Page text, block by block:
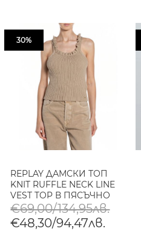
30%
REPLAY ДАМСКИ ТОП
KNIT RUFFLE NECK LINE
VEST TOP В ПЯСЪЧНО
€69,00/134,95лв.
€48,30/94,47лв.